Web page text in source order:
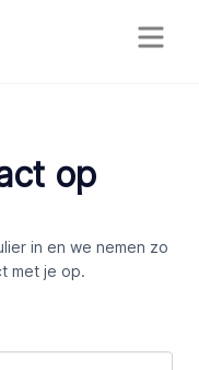
op
in en we nemen zo
met je op.